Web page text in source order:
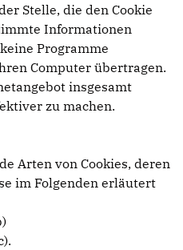
Stelle, die den Cookie
Informationen
Programme
Computer übertragen.
insgesamt
zu machen.
Arten von Cookies, deren
im Folgenden erläutert